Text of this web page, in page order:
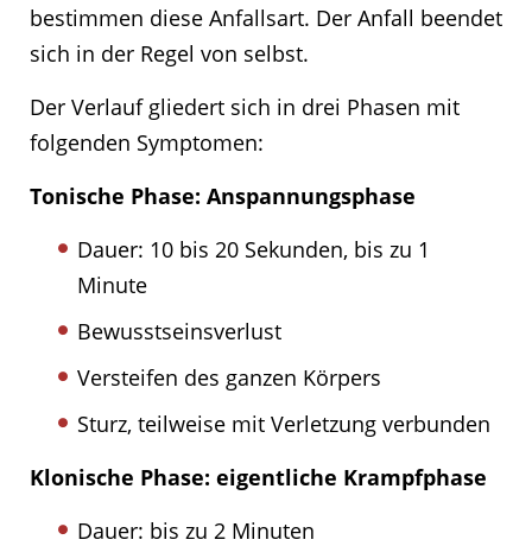
bestimmen diese Anfallsart. Der Anfall beendet
sich in der Regel von selbst.
Der Verlauf gliedert sich in drei Phasen mit
folgenden Symptomen:
Tonische Phase: Anspannungsphase
Dauer: 10 bis 20 Sekunden, bis zu 1
Minute
Bewusstseinsverlust
Versteifen des ganzen Körpers
Sturz, teilweise mit Verletzung verbunden
Klonische Phase: eigentliche Krampfphase
Dauer: bis zu 2 Minuten